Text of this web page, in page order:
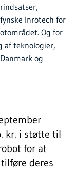
Inrotech for
Og for
af teknologier,
og
kr. i støtte til
for at
deres